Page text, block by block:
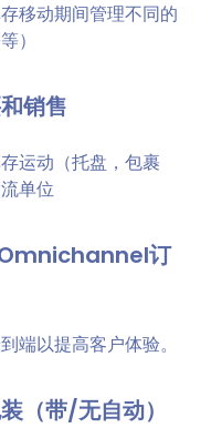
移动期间管理不同的
）
销售
运动（托盘，包裹
单位
订
端以提高客户体验。
（带/无自动）